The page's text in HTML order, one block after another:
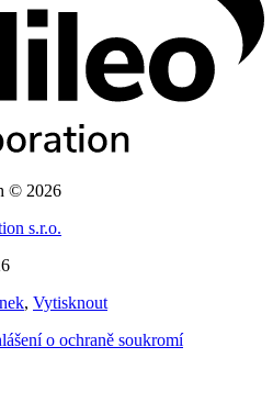
© 2026
s.r.o.
, Vytisknout
o ochraně soukromí